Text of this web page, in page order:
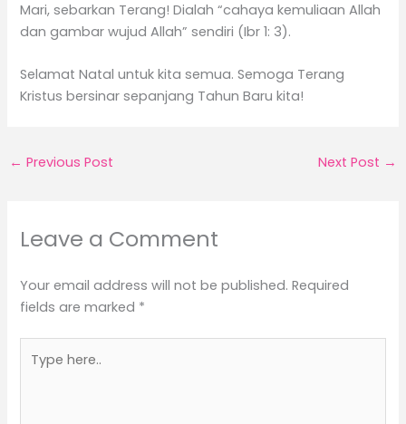
Mari, sebarkan Terang! Dialah “cahaya kemuliaan Allah
dan gambar wujud Allah” sendiri (Ibr 1: 3).
Selamat Natal untuk kita semua. Semoga Terang
Kristus bersinar sepanjang Tahun Baru kita!
← Previous Post Next Post →
Leave a Comment
Your email address will not be published. Required
fields are marked *
here..